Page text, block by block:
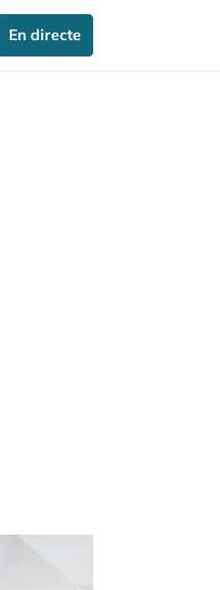
En directe